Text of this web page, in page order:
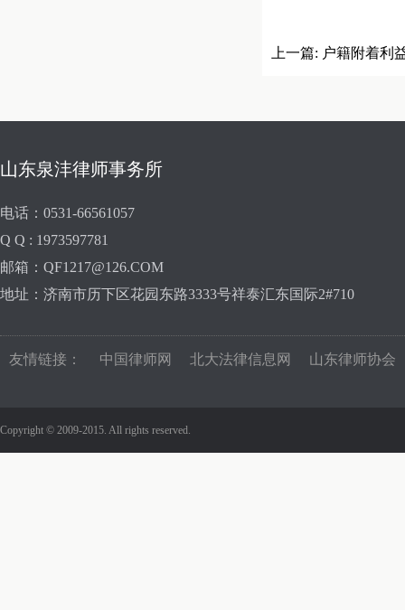
上一篇: 户籍附着利
山东泉沣律师事务所
电话：0531-66561057
Q Q : 1973597781
邮箱：QF1217@126.COM
地址：济南市历下区花园东路3333号祥泰汇东国际2#710
友情链接： 中国律师网 北大法律信息网 山东律师协会
Copyright © 2009-2015. All rights reserved.